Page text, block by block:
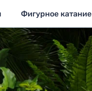
Фигурное катание